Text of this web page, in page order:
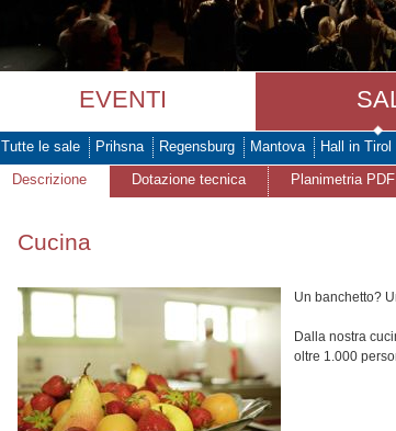
EVENTI
Tutte le sale Prihsna Regensburg Mantova Hall in Tirol
Descrizione
Dotazione tecnica Planimetria PDF
Cucina
Un banchetto?
Dalla nostra
oltre 1.000